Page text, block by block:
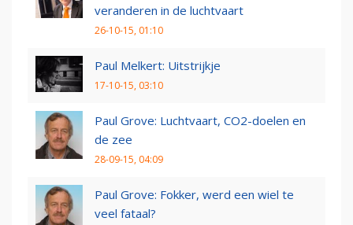
veranderen in de luchtvaart
26-10-15, 01:10
Paul Melkert: Uitstrijkje
17-10-15, 03:10
Paul Grove: Luchtvaart, CO2-doelen en
de zee
28-09-15, 04:09
Paul Grove: Fokker, werd een wiel te
veel fataal?